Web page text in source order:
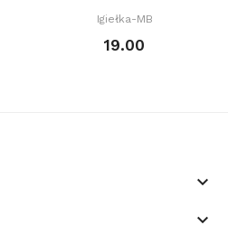
Igiełka-MB
19.00
keyboard_arrow_down
keyboard_arrow_down